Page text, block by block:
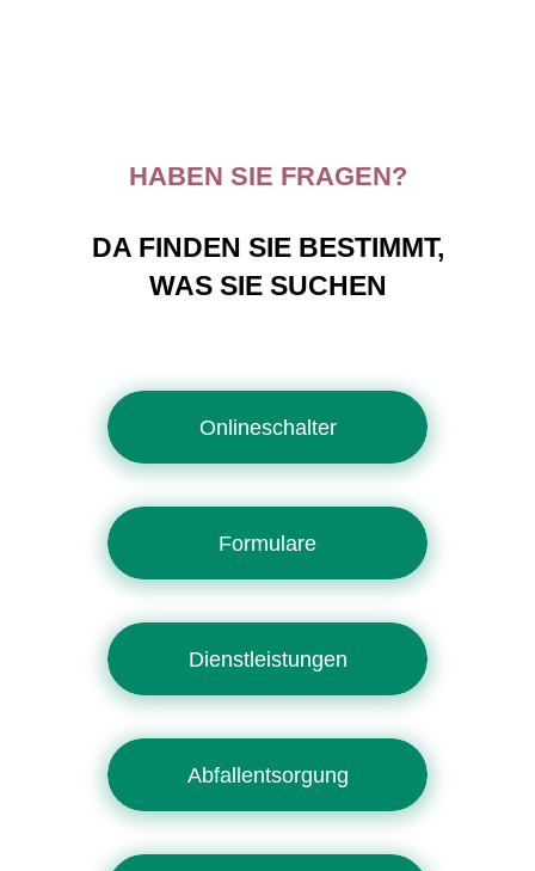
HABEN SIE FRAGEN?
DA FINDEN SIE BESTIMMT,
WAS SIE SUCHEN
Onlineschalter
Formulare
Dienstleistungen
Abfallentsorgung